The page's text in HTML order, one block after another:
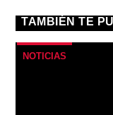
TAMBIÉN TE
NOTICIAS